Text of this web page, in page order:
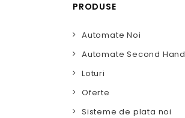
PRODUSE
Automate Noi
Automate Second Hand
Loturi
Oferte
Sisteme de plata noi